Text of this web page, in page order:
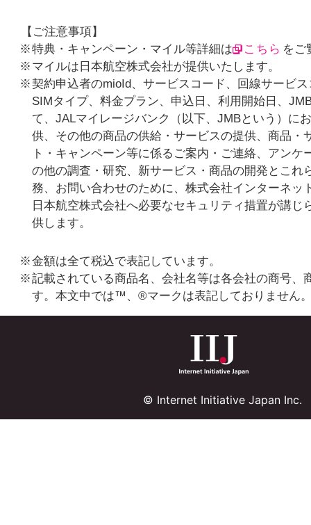
【ご注意事項】
特典・キャンペーン・マイル等詳細は
こちら をご
マイルは日本航空株式会社が提供いたします。
契約申込者のmioId、サービスコード、回線サービ
SIMタイプ、料金プラン、申込日、利用開始日、
て、JALマイレージバンク（以下、JMBという）に
供、その他の商品の供給・サービスの提供、商品・
ト・キャンペーン等に係るご案内・ご連絡、アンケ
の他の調査・研究、新サービス・商品の開発とこれ
務、お問い合わせのために、株式会社インターネッ
日本航空株式会社へ必要なセキュリティ措置が講じ
供します。
金額は全て税込で表記しています。
記載されている商品名、会社名等は各会社の商号、
す。本文中では™、®マークは表記しておりません
© Internet Initiative Japan Inc.